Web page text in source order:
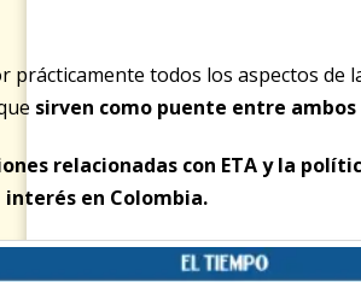
todos los aspectos de
sirven como puente entre
relacionadas con ETA y la
en Colombia.